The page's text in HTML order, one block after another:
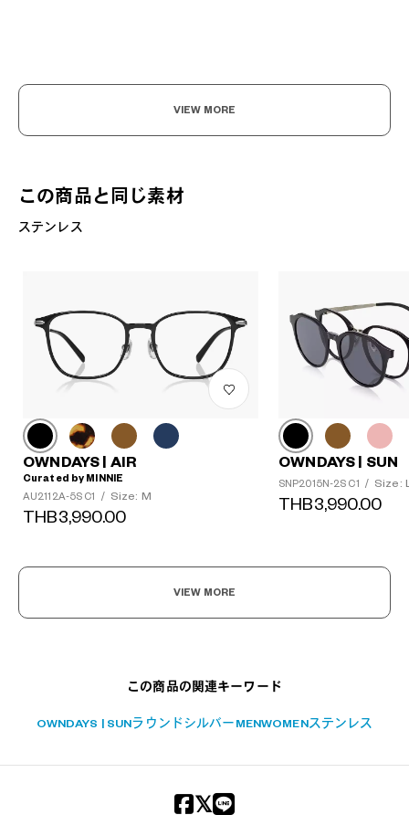
VIEW MORE
この商品と同じ素材
ステンレス
OWNDAYS | AIR
Curated by MINNIE
AU2112A-5S C1
/ Size: M
THB3,990.00
OWNDAYS | SUN
SNP2015N-2S C1 / Size:
THB3,990.00
VIEW MORE
この商品の関連キーワード
OWNDAYS | SUN ラウンド シルバー MENWOMEN ステンレス
+¥0